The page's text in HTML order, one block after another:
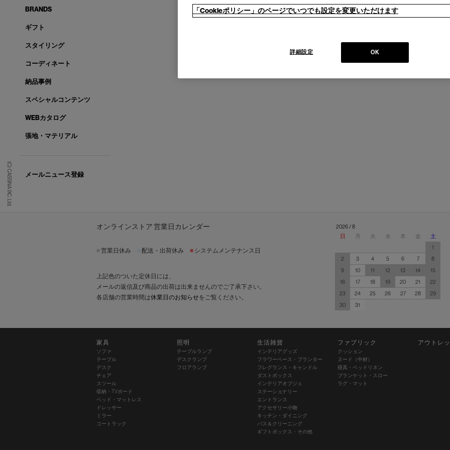
(C) CASSINA IXC. Ltd.
BRANDS
ギフト
スタイリング
コーディネート
納品事例
スペシャルコンテンツ
WEBカタログ
張地・マテリアル
メールニュース登録
オンラインストア 営業日カレンダー
営業日休み 配送・出荷休み ■ システムメンテナンス日
上記色のついた定休日には、
メールの返信及び商品の出荷は出来ませんのでご了承下さい。
各店舗の営業時間は休業日のお知らせをご覧ください。
2026 / 8
日
月 火 水 木 金
土
1
2
3 4 5 6 7
8
9
10 11 12 13 14
15
16
17 18 19 20 21
22
23
24 25 26 27 28
29
30
31
家具
ソファ
テーブル
デスク
チェア
スツール
収納・TVボード
ベッド・マットレス
ドレッサー
ミラー
コートラック
照明
テーブルランプ
デスクランプ
フロアランプ
生活雑貨
インテリアグッズ
フラワーベース・プランター
フレグランス・キャンドル
ダストボックス
インテリアオブジェ
ステーショナリー
エントランス
アクセサリー小物
キッチン・ダイニング
バス＆クリーニング
ギフトボックス・その他
ファブリック
クッション
ヌード（中材）
寝具・ベッドリネン
ブランケット・スロー
ラグ・マット
アウトレ
「Cookieポリシー」のページでいつでも設定を変更いただけます
OK
詳細設定